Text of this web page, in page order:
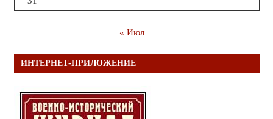
« Июл
ИНТЕРНЕТ-ПРИЛОЖЕНИЕ